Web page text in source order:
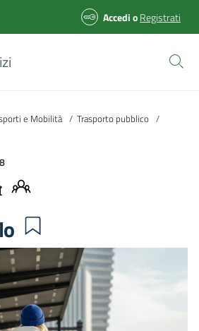
AccedioRegistrati
e Mobilità / Trasporto pubblico /